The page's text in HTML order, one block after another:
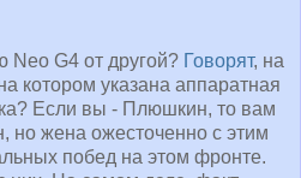
Neo G4 от другой? Говорят, на
котором указана аппаратная
Если вы - Плюшкин, то вам
но жена ожесточенно с этим
побед на этом фронте.